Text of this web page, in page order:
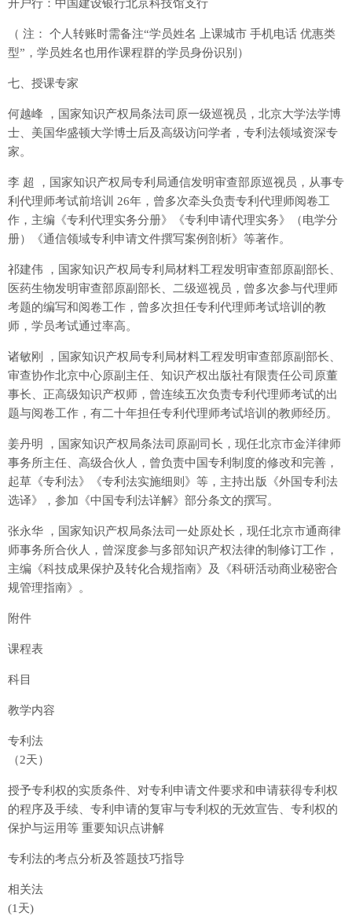
开户行：中国建设银行北京科技馆支行
（ 注： 个人转账时需备注“学员姓名 上课城市 手机电话 优惠类
型”，学员姓名也用作课程群的学员身份识别）
七、授课专家
何越峰 ，国家知识产权局条法司原一级巡视员，北京大学法学博
士、美国华盛顿大学博士后及高级访问学者，专利法领域资深专
家。
李 超 ，国家知识产权局专利局通信发明审查部原巡视员，从事专
利代理师考试前培训 26年，曾多次牵头负责专利代理师阅卷工
作，主编《专利代理实务分册》《专利申请代理实务》（电学分
册）《通信领域专利申请文件撰写案例剖析》等著作。
祁建伟 ，国家知识产权局专利局材料工程发明审查部原副部长、
医药生物发明审查部原副部长、二级巡视员，曾多次参与代理师
考题的编写和阅卷工作，曾多次担任专利代理师考试培训的教
师，学员考试通过率高。
诸敏刚 ，国家知识产权局专利局材料工程发明审查部原副部长、
审查协作北京中心原副主任、知识产权出版社有限责任公司原董
事长、正高级知识产权师，曾连续五次负责专利代理师考试的出
题与阅卷工作，有二十年担任专利代理师考试培训的教师经历。
姜丹明 ，国家知识产权局条法司原副司长，现任北京市金洋律师
事务所主任、高级合伙人，曾负责中国专利制度的修改和完善，
起草《专利法》《专利法实施细则》等，主持出版《外国专利法
选译》，参加《中国专利法详解》部分条文的撰写。
张永华 ，国家知识产权局条法司一处原处长，现任北京市通商律
师事务所合伙人，曾深度参与多部知识产权法律的制修订工作，
主编《科技成果保护及转化合规指南》及《科研活动商业秘密合
规管理指南》。
附件
课程表
科目
教学内容
专利法
（2天）
授予专利权的实质条件、对专利申请文件要求和申请获得专利权
的程序及手续、专利申请的复审与专利权的无效宣告、专利权的
保护与运用等 重要知识点讲解
专利法的考点分析及答题技巧指导
相关法
(1天)